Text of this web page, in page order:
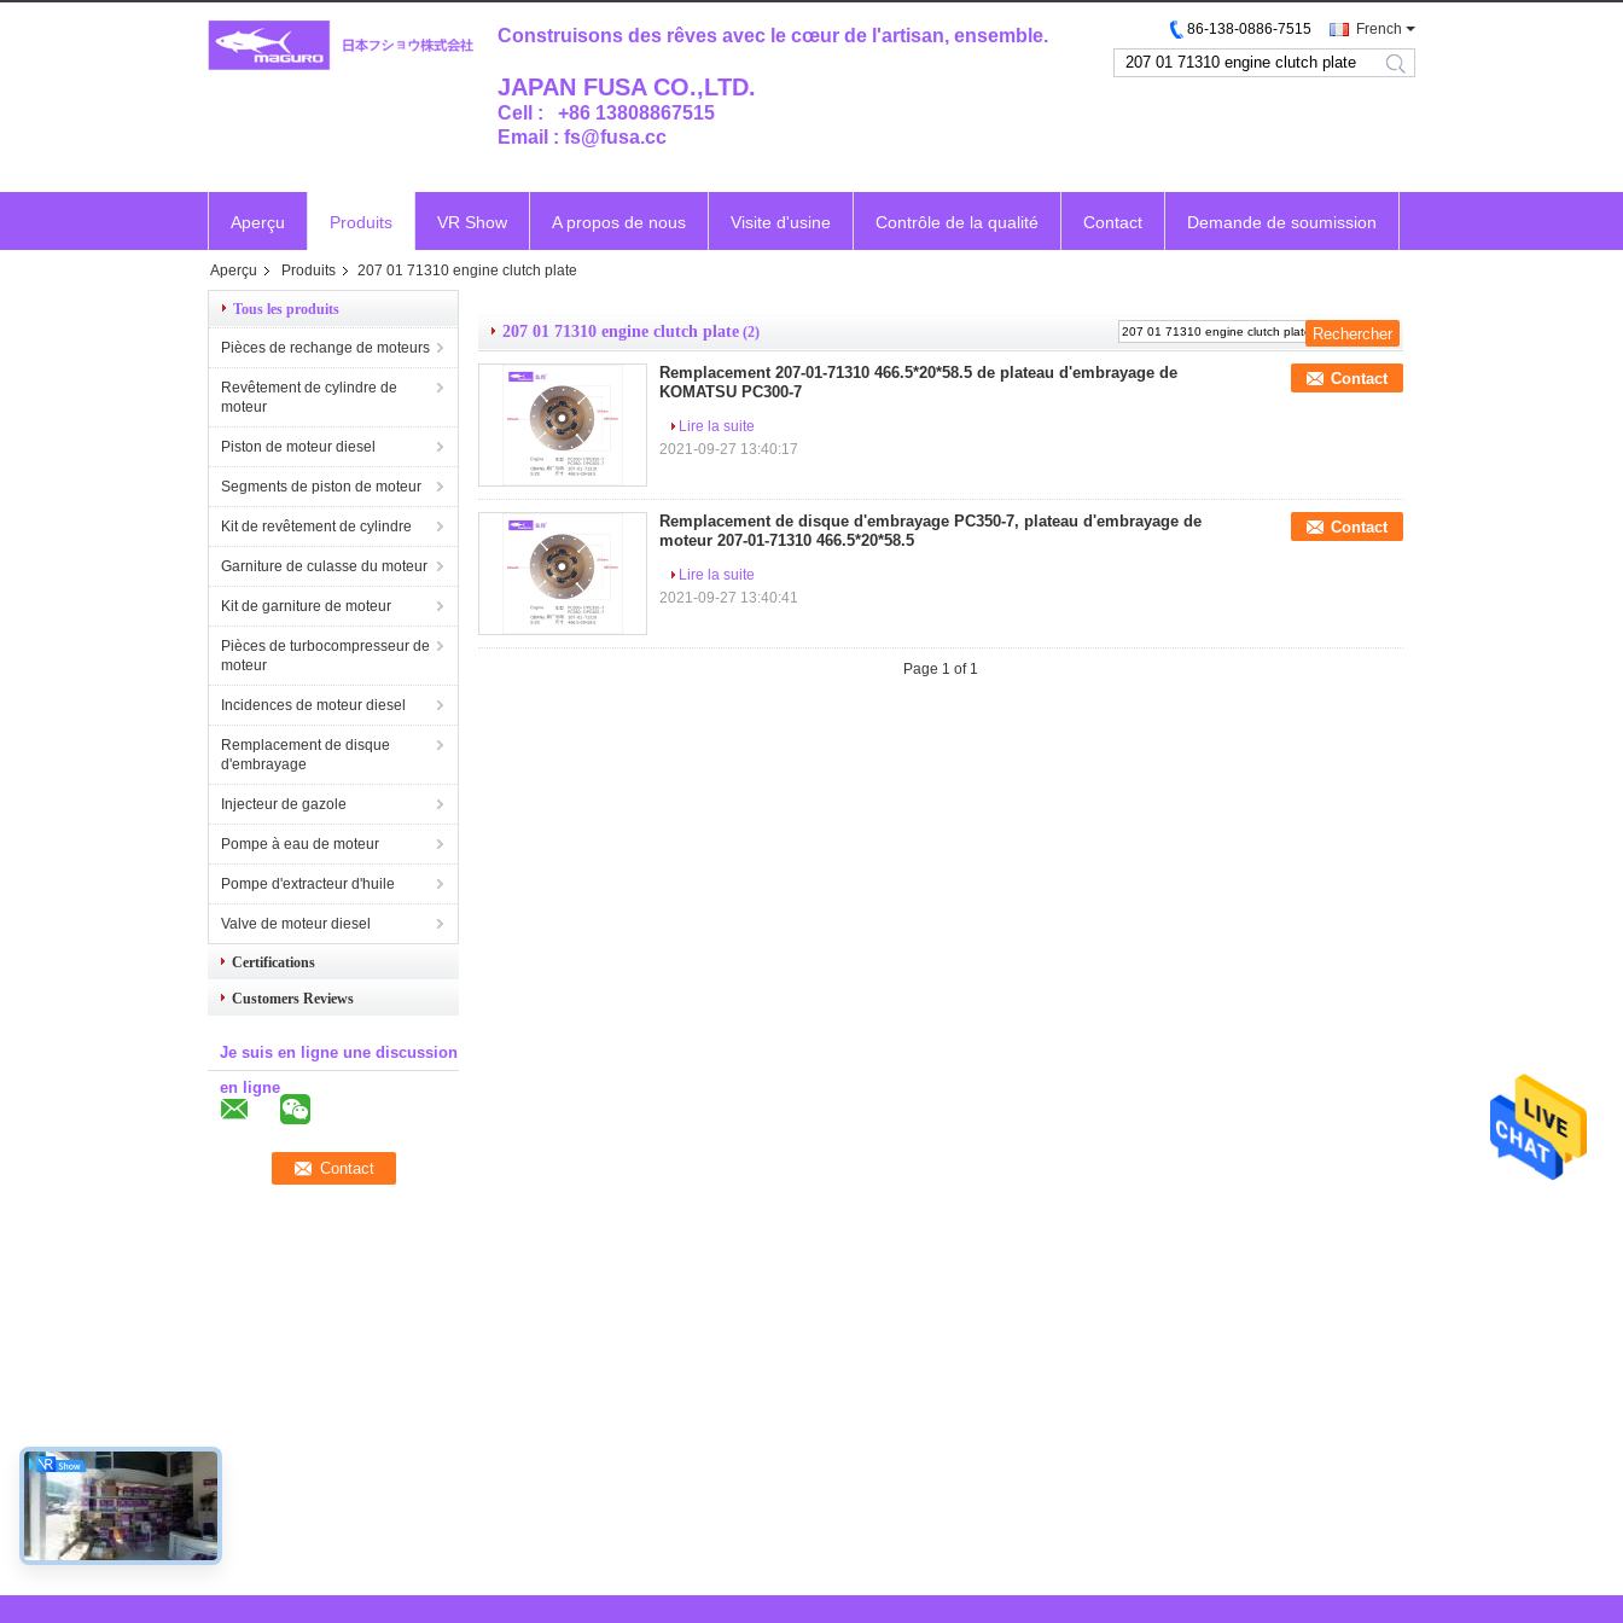
Construisons des rêves avec le cœur de l'artisan, ensemble.
JAPAN FUSA CO.,LTD.
Cell : +86 13808867515
Email : fs@fusa.cc
French
86-138-0886-7515
search
Aperçu Produits VR Show A propos de nous Visite d'usine Contrôle de la qualité Contact Demande de soumission
Vr
Aperçu Produits 207 01 71310 engine clutch plate
Tous les produits
Pièces de rechange de moteurs
Revêtement de cylindre de
moteur
Piston de moteur diesel
Segments de piston de moteur
Kit de revêtement de cylindre
Garniture de culasse du moteur
Kit de garniture de moteur
Pièces de turbocompresseur de
moteur
Incidences de moteur diesel
Remplacement de disque
d'embrayage
Injecteur de gazole
Pompe à eau de moteur
Pompe d'extracteur d'huile
Valve de moteur diesel
Certifications
Customers Reviews
Je suis en ligne une discussion
en ligne
207 01 71310 engine clutch plate (2)
Remplacement 207-01-71310 466.5*20*58.5 de plateau d'embrayage de
KOMATSU PC300-7
Contact
Lire la suite
2021-09-27 13:40:17
Remplacement de disque d'embrayage PC350-7, plateau d'embrayage de
moteur 207-01-71310 466.5*20*58.5
Contact
Lire la suite
2021-09-27 13:40:41
Page 1 of 1